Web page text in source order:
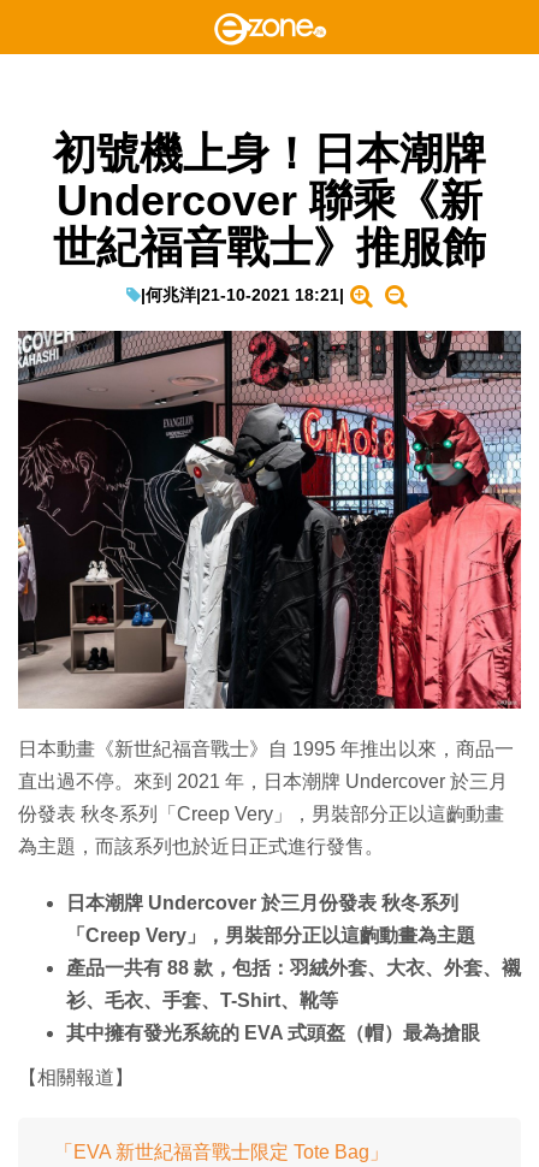
初號機上身！日本潮牌
Undercover 聯乘《新
世紀福音戰士》推服飾
|何兆洋|21-10-2021 18:21|
日本動畫《新世紀福音戰士》自 1995 年推出以來，商品一
直出過不停。來到 2021 年，日本潮牌 Undercover 於三月
份發表 秋冬系列「Creep Very」，男裝部分正以這齣動畫
為主題，而該系列也於近日正式進行發售。
日本潮牌 Undercover 於三月份發表 秋冬系列
「Creep Very」，男裝部分正以這齣動畫為主題
產品一共有 88 款，包括：羽絨外套、大衣、外套、襯
衫、毛衣、手套、T-Shirt、靴等
其中擁有發光系統的 EVA 式頭盔（帽）最為搶眼
【相關報道】
「EVA 新世紀福音戰士限定 Tote Bag」